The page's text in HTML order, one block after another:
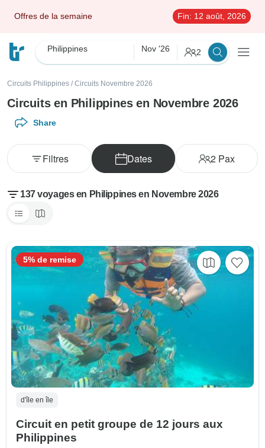
Offres de la semaine Fin: 12 août, 2026
Philippines Nov '26 2
Circuits Philippines / Circuits Novembre 2026
Circuits en Philippines en Novembre 2026
Share
Dates 2Pax
Filtres
137 voyages en Philippines en Novembre 2026
d'île en île
Circuit en petit groupe de 12 jours aux
Philippines
5% de remise